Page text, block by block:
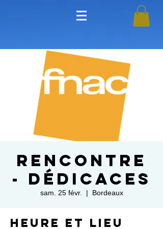
Rencontre
- Dédicaces
sam. 25 févr.
  |
Bordeaux
Heure et lieu